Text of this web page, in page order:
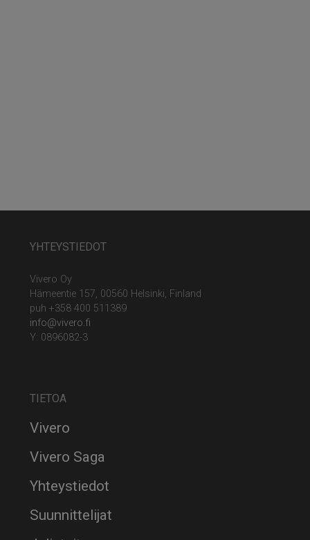
YHTEYSTIEDOT
Vivero Oy
Hämeentie 157, 00560 Helsinki, Finland
puh +358 400 511389
info@vivero.fi
Y: 0896082-3
TIETOA
Vivero
Vivero Saga
Yhteystiedot
Suunnittelijat